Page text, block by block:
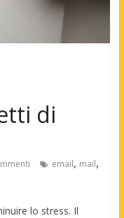
di
email, mail,
lo stress. Il